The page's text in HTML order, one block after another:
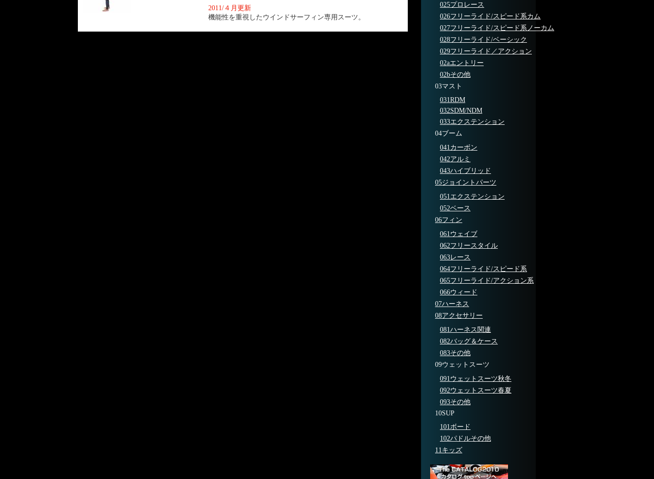
2011/４月更新
機能性を重視したウインドサーフィン専用スーツ。
025プロレース
026フリーライド/スピード系カム
027フリーライド/スピード系ノーカム
028フリーライド/ベーシック
029フリーライド／アクション
02aエントリー
02bその他
03マスト
031RDM
032SDM/NDM
033エクステンション
04ブーム
041カーボン
042アルミ
043ハイブリッド
05ジョイントパーツ
051エクステンション
052ベース
06フィン
061ウェイブ
062フリースタイル
063レース
064フリーライド/スピード系
065フリーライド/アクション系
066ウィード
07ハーネス
08アクセサリー
081ハーネス関連
082バッグ＆ケース
083その他
09ウェットスーツ
091ウェットスーツ秋冬
092ウェットスーツ春夏
093その他
10SUP
101ボード
102パドルその他
11キッズ